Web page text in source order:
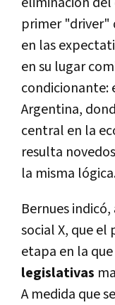
primer "driver"
en las
en su lugar
condicionante:
Argentina,
central en la
resulta
la misma
Bernues
social X, que el
etapa en la
legislativas
A medida que